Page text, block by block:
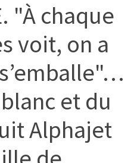
"À chaque
voit, on a
et du
Alphajet